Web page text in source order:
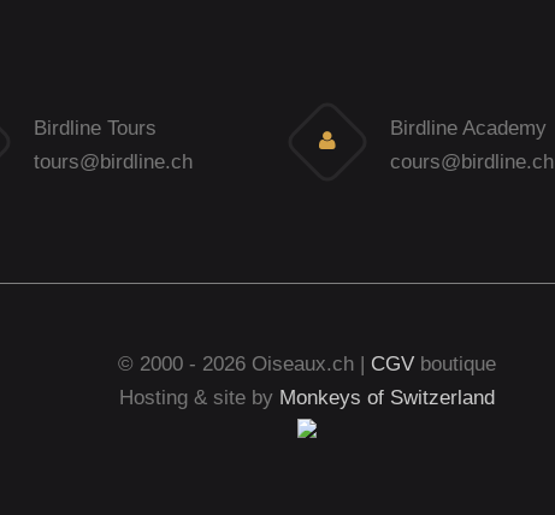
Birdline Tours
tours@birdline.ch
Birdline Academy
cours@birdline.ch
© 2000 - 2026 Oiseaux.ch | CGV boutique
Hosting & site by Monkeys of Switzerland